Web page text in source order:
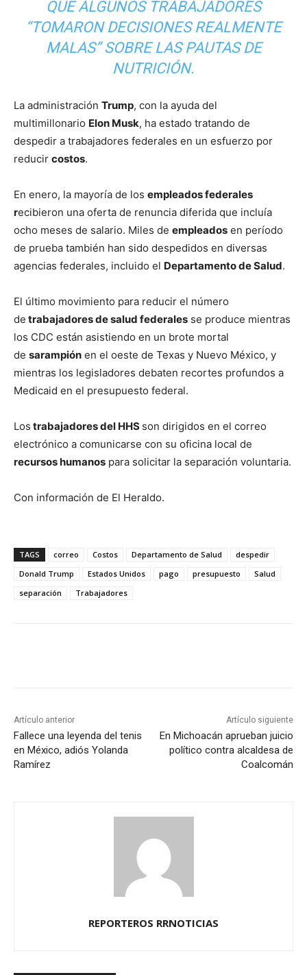
QUE ALGUNOS TRABAJADORES
“TOMARON DECISIONES REALMENTE
MALAS” SOBRE LAS PAUTAS DE
NUTRICIÓN.
La administración Trump, con la ayuda del
multimillonario Elon Musk, ha estado tratando de
despedir a trabajadores federales en un esfuerzo por
reducir costos.
En enero, la mayoría de los empleados federales
recibieron una oferta de renuncia diferida que incluía
ocho meses de salario. Miles de empleados en período
de prueba también han sido despedidos en diversas
agencias federales, incluido el Departamento de Salud.
El último movimiento para reducir el número
de trabajadores de salud federales se produce mientras
los CDC están asistiendo en un brote mortal
de sarampión en el oeste de Texas y Nuevo México, y
mientras los legisladores debaten recortes profundos a
Medicaid en el presupuesto federal.
Los trabajadores del HHS son dirigidos en el correo
electrónico a comunicarse con su oficina local de
recursos humanos para solicitar la separación voluntaria.
Con información de El Heraldo.
TAGS correo Costos Departamento de Salud
despedir
Donald Trump
Estados Unidos pago presupuesto
Salud
separación
Trabajadores
Artículo anterior
Fallece una leyenda del tenis
en México, adiós Yolanda
Ramírez
Artículo siguiente
En Michoacán aprueban juicio
político contra alcaldesa de
Coalcomán
REPORTEROS RRNOTICIAS